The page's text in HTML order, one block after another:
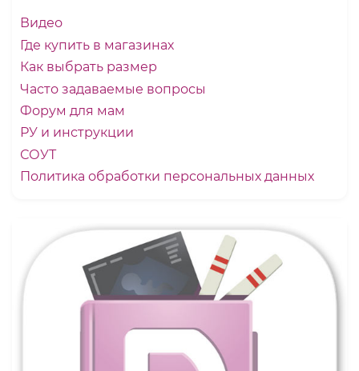
Видео
Где купить в магазинах
Как выбрать размер
Часто задаваемые вопросы
Форум для мам
РУ и инструкции
СОУТ
Политика обработки персональных данных